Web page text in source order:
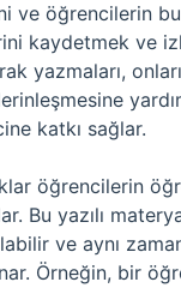
ve öğrencilerin
kaydetmek ve
yazmaları,
katkı sağlar.
öğrencilerin
Bu yazılı
ve aynı
Örneğin, bir